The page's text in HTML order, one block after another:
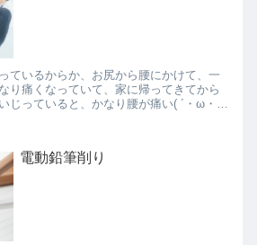
ているからか、お尻から腰にかけて、一
り痛くなっていて、家に帰ってきてから
じっていると、かなり腰が痛い( ´・ω・`)
電動鉛筆削り